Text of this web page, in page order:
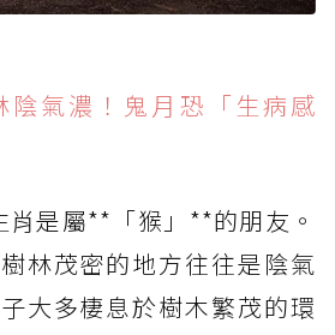
陰氣濃！鬼月恐「生病感
肖是屬**「猴」**的朋友。
林茂密的地方往往是陰氣
大多棲息於樹木繁茂的環